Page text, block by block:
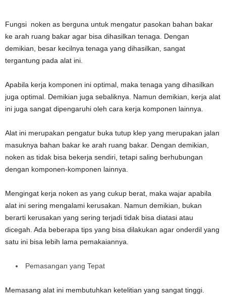
Fungsi noken as berguna untuk mengatur pasokan bahan bakar
ke arah ruang bakar agar bisa dihasilkan tenaga. Dengan
demikian, besar kecilnya tenaga yang dihasilkan, sangat
tergantung pada alat ini.
Apabila kerja komponen ini optimal, maka tenaga yang dihasilkan
juga optimal. Demikian juga sebaliknya. Namun demikian, kerja alat
ini juga sangat dipengaruhi oleh cara kerja komponen lainnya.
Alat ini merupakan pengatur buka tutup klep yang merupakan jalan
masuknya bahan bakar ke arah ruang bakar. Dengan demikian,
noken as tidak bisa bekerja sendiri, tetapi saling berhubungan
dengan komponen-komponen lainnya.
Mengingat kerja noken as yang cukup berat, maka wajar apabila
alat ini sering mengalami kerusakan. Namun demikian, bukan
berarti kerusakan yang sering terjadi tidak bisa diatasi atau
dicegah. Ada beberapa tips yang bisa dilakukan agar onderdil yang
satu ini bisa lebih lama pemakaiannya.
Pemasangan yang Tepat
Memasang alat ini membutuhkan ketelitian yang sangat tinggi.